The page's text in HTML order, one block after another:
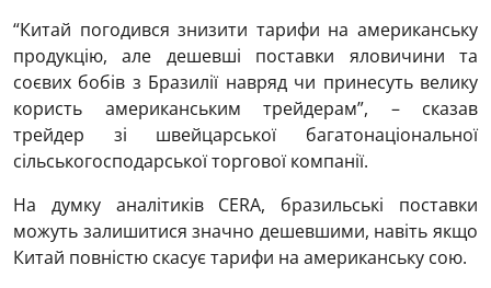
“Китай погодився знизити тарифи на американську
продукцію, але дешевші поставки яловичини та
соєвих бобів з Бразилії навряд чи принесуть велику
користь американським трейдерам”, – сказав
трейдер зі швейцарської багатонаціональної
сільськогосподарської торгової компанії.
На думку аналітиків CERA, бразильські поставки
можуть залишитися значно дешевшими, навіть якщо
Китай повністю скасує тарифи на американську сою.